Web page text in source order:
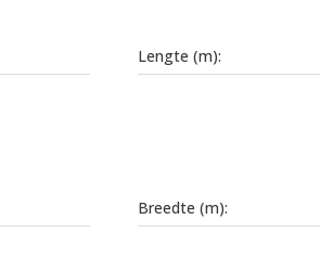
Lengte (m):
Breedte (m):